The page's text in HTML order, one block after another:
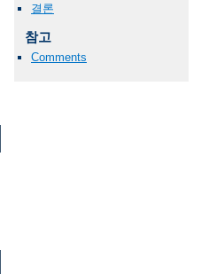
결론
참고
Comments